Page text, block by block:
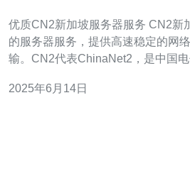
优质CN2新加坡服务器服务 CN2新加坡服务器是一种优质
的服务器服务，提供高速稳定的网
输。CN2代表ChinaNet2，是中国
方面的优势。首先，新加坡作为亚
2025年6月14日